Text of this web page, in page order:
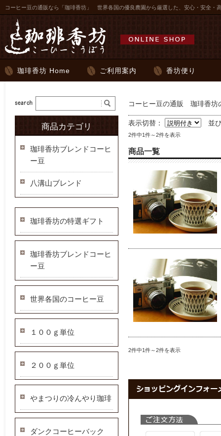
コーヒー豆の通販なら「珈琲香坊」 世界各国の優良農園から厳選した、安心・安全・
珈琲香坊 Home ご利用案内 香坊便り
コーヒー豆の通販 珈琲香坊
表示切替： 並
2件中1件～2件を表示
商品一覧
2件中1件～2件を表示
商品カテゴリ
珈琲香坊ブレンドコーヒ
ー豆
八溝山ブレンド
珈琲香坊の特選ギフト
珈琲香坊ブレンドコーヒ
ー豆
世界各国のコーヒー豆
１００ｇ単位
２００ｇ単位
やまつりの冷んやり珈琲
ダンクコーヒーバック